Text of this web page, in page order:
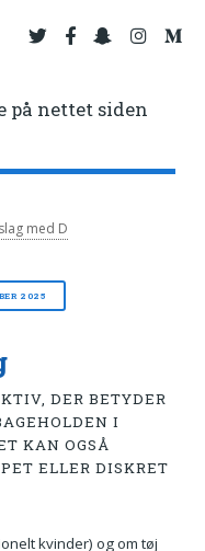
på nettet siden
med D
2025
DER BETYDER
I
KAN OGSÅ
ELLER DISKRET
kvinder) og om tøj